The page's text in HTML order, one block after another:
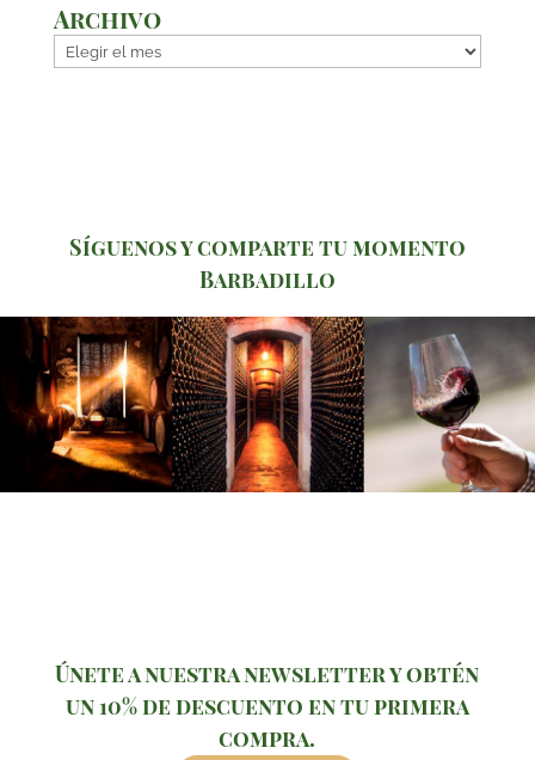
Archivo
Archivo
Síguenos y comparte tu momento
Barbadillo
Únete a nuestra newsletter y obtén
un 10% de descuento en tu primera
compra.